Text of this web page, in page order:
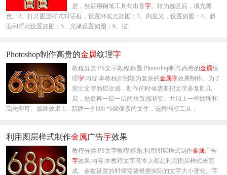
层，然后用钢笔工具勾出喜字。转为选区后，填充黑
色。2、打开图层样式对话框，设置外发光如图：3、内发光，设置如图：4、斜
面和浮雕设置如图：5、光泽设置如图：6、描
Photoshop制作高贵的金属纹理字
教程分类:PS文字教程|标题:Photoshop制作高贵的金属纹
理字 |内容:本教程介绍较为复杂的金属字效果制作。为了
突出文字的层次感，制作的时候需要把文字多复制几
层，然后再一层一层的拉质感渐变。并加上一些纹理和
高光即可。最终效果 1、新建一个800 *600像素的文件，选择渐变工具，
利用图层样式制作金属广告字效果
教程分类:PS文字教程|标题:利用图层样式制作金属广告
字效果|内容:本教程文字基本上都是利用图层样式来完
成。参数设置的时候需要根据实际的文字大小变化。字